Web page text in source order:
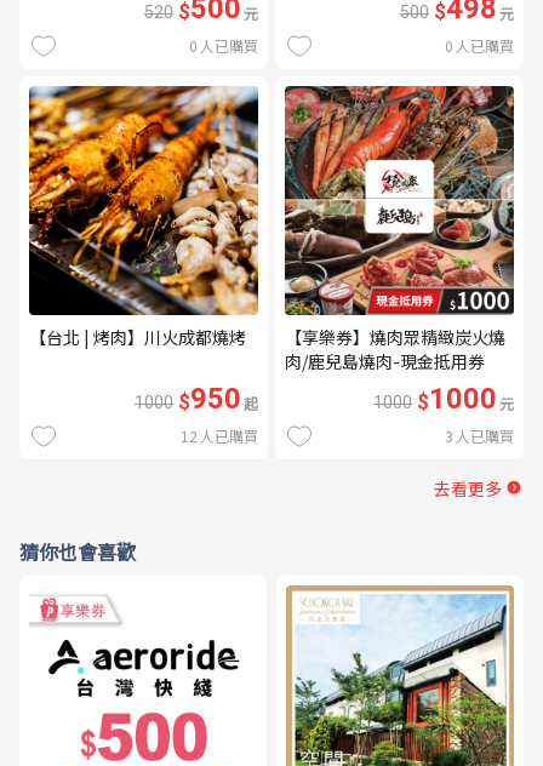
520 $500元
0 人已購買
500 $498元
0 人已購買
【台北 | 烤肉】川火成都燒烤
1000 $950起
12 人已購買
【享樂券】燒肉眾精緻炭火燒
肉/鹿兒島燒肉-現金抵用券
1000 $1000元
3 人已購買
去看更多
猜你也會喜歡